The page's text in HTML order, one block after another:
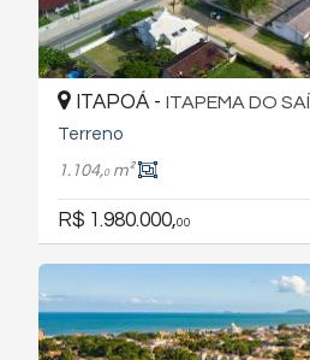
ITAPOÁ - ITAPEMA DO SAÍ
Terreno
1.104,0m²
R$ 1.980.000,00